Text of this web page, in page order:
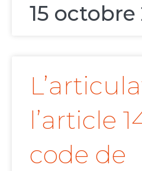
15 octobre
l’article
code de